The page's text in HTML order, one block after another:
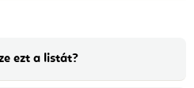
ezt a listát?